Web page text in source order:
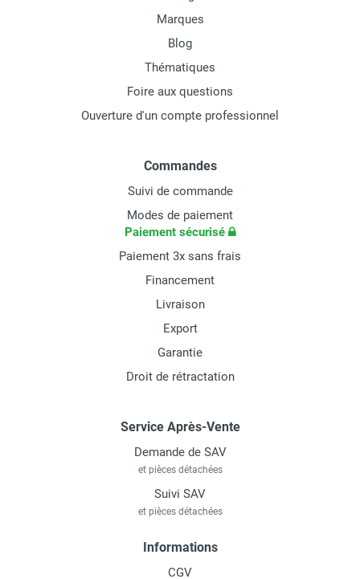
Marques
Blog
Thématiques
Foire aux questions
Ouverture d'un compte professionnel
Commandes
Suivi de commande
Modes de paiement
Paiement sécurisé
Paiement 3x sans frais
Financement
Livraison
Export
Garantie
Droit de rétractation
Service Après-Vente
Demande de SAV
et pièces détachées
Suivi SAV
et pièces détachées
Informations
CGV